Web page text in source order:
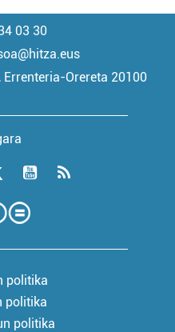
03 30
Orereta 20100
politika
politika
politika